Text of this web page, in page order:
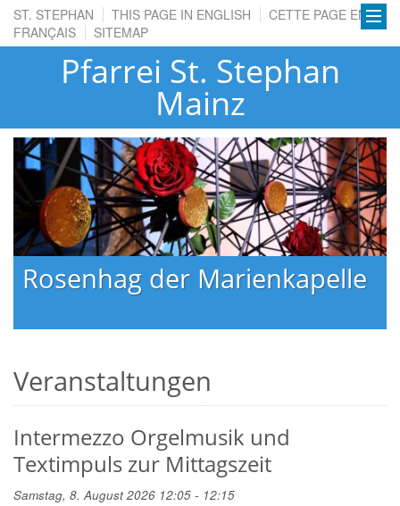
ST. STEPHAN THIS PAGE IN ENGLISH
CETTE PAGE EN
FRANÇAIS
SITEMAP
Pfarrei St. Stephan
Mainz
Rosenhag der Marienkapelle
Veranstaltungen
Intermezzo Orgelmusik und
Textimpuls zur Mittagszeit
Samstag, 8. August 2026 12:05 - 12:15